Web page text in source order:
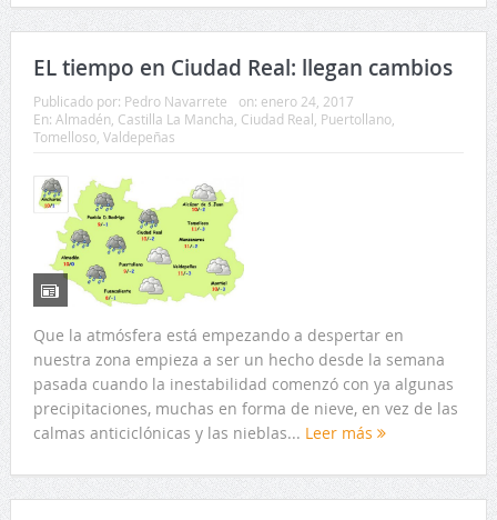
EL tiempo en Ciudad Real: llegan cambios
Publicado por: Pedro Navarrete on: enero 24, 2017
En: Almadén Castilla La Mancha Ciudad Real Puertollano,
Tomelloso, Valdepeñas
Que la atmósfera está empezando a despertar en
nuestra zona empieza a ser un hecho desde la semana
pasada cuando la inestabilidad comenzó con ya algunas
precipitaciones, muchas en forma de nieve, en vez de las
calmas anticiclónicas y las nieblas... Leer más